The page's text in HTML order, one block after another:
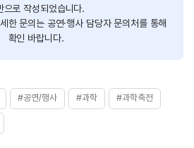
으로 작성되었습니다.
한 문의는 공연·행사 담당자 문의처를 통해
확인 바랍니다.
#공연/행사 #과학 #과학축전